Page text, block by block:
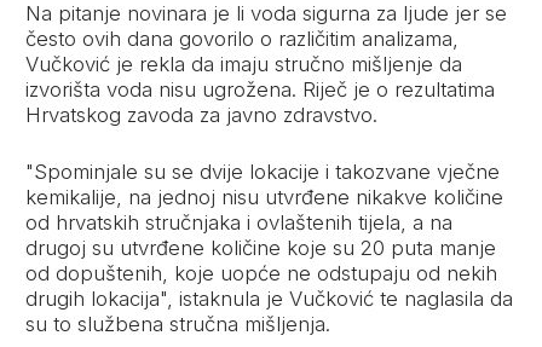
Na pitanje novinara je li voda sigurna za ljude jer se
često ovih dana govorilo o različitim analizama,
Vučković je rekla da imaju stručno mišljenje da
izvorišta voda nisu ugrožena. Riječ je o rezultatima
Hrvatskog zavoda za javno zdravstvo.
"Spominjale su se dvije lokacije i takozvane vječne
kemikalije, na jednoj nisu utvrđene nikakve količine
od hrvatskih stručnjaka i ovlaštenih tijela, a na
drugoj su utvrđene količine koje su 20 puta manje
od dopuštenih, koje uopće ne odstupaju od nekih
drugih lokacija", istaknula je Vučković te naglasila da
su to službena stručna mišljenja.